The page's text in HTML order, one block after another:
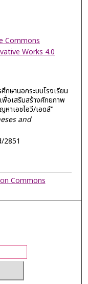
Commons
Works 4.0
ษานอกระบบโรงเรียน
พื่อเสริมสร้างศักยภาพ
หาเอชไอวี/เอดส์"
and
2851
Commons